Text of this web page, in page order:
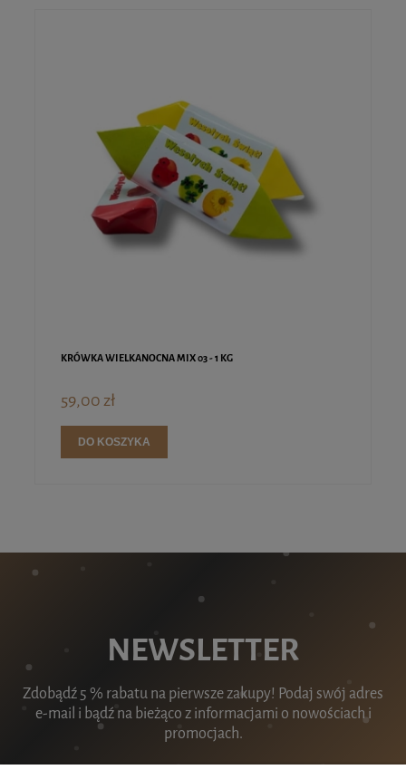
KRÓWKA WIELKANOCNA MIX 03 - 1 KG
59,00 zł
DO KOSZYKA
NEWSLETTER
Zdobądź 5 % rabatu na pierwsze zakupy! Podaj swój adres
e-mail i bądź na bieżąco z informacjami o nowościach i
promocjach.